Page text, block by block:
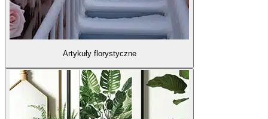
Artykuły florystyczne